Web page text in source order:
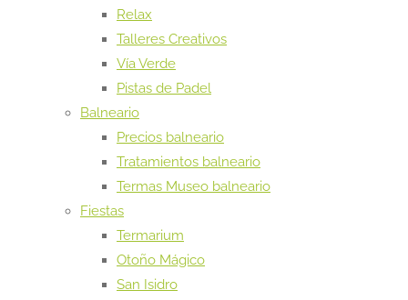
Relax
Talleres Creativos
Vía Verde
Pistas de Padel
Balneario
Precios balneario
Tratamientos balneario
Termas Museo balneario
Fiestas
Termarium
Otoño Mágico
San Isidro